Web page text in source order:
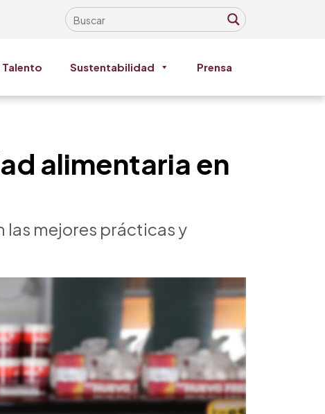
Sustentabilidad Prensa
alimentaria en
las mejores prácticas y